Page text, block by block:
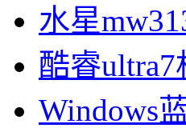
水星
酷睿
Windows